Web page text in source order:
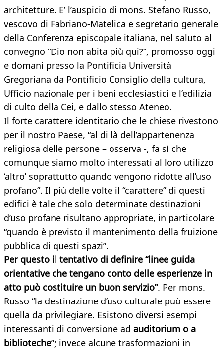
architetture. E’ l’auspicio di mons. Stefano Russo,
vescovo di Fabriano-Matelica e segretario generale
della Conferenza episcopale italiana, nel saluto al
convegno “Dio non abita più qui?”, promosso oggi
e domani presso la Pontificia Università
Gregoriana da Pontificio Consiglio della cultura,
Ufficio nazionale per i beni ecclesiastici e l’edilizia
di culto della Cei, e dallo stesso Ateneo.
Il forte carattere identitario che le chiese rivestono
per il nostro Paese, “al di là dell’appartenenza
religiosa delle persone – osserva -, fa sì che
comunque siamo molto interessati al loro utilizzo
‘altro’ soprattutto quando vengono ridotte all’uso
profano”. Il più delle volte il “carattere” di questi
edifici è tale che solo determinate destinazioni
d’uso profane risultano appropriate, in particolare
“quando è previsto il mantenimento della fruizione
pubblica di questi spazi”.
Per questo il tentativo di definire “linee guida
orientative che tengano conto delle esperienze in
atto può costituire un buon servizio”. Per mons.
Russo “la destinazione d’uso culturale può essere
quella da privilegiare. Esistono diversi esempi
interessanti di conversione ad auditorium o a
biblioteche”; invece alcune trasformazioni in